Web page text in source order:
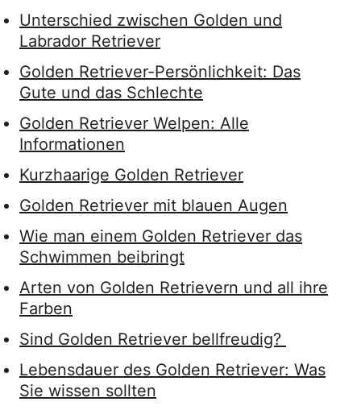
Unterschied zwischen Golden und
Labrador Retriever
Golden Retriever-Persönlichkeit: Das
Gute und das Schlechte
Golden Retriever Welpen: Alle
Informationen
Kurzhaarige Golden Retriever
Golden Retriever mit blauen Augen
Wie man einem Golden Retriever das
Schwimmen beibringt
Arten von Golden Retrievern und all ihre
Farben
Sind Golden Retriever bellfreudig?
Lebensdauer des Golden Retriever: Was
Sie wissen sollten